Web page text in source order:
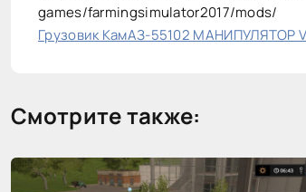
games/farmingsimulator2017/mods/
Грузовик КамАЗ-55102 МАНИПУЛЯТОР
Смотрите также: